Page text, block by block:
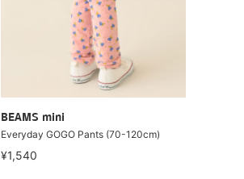
BEAMS mini
Everyday GOGO Pants (70-120cm)
¥1,540